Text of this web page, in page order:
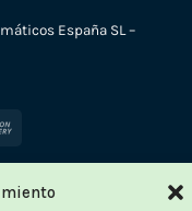
España SL –
Delivery